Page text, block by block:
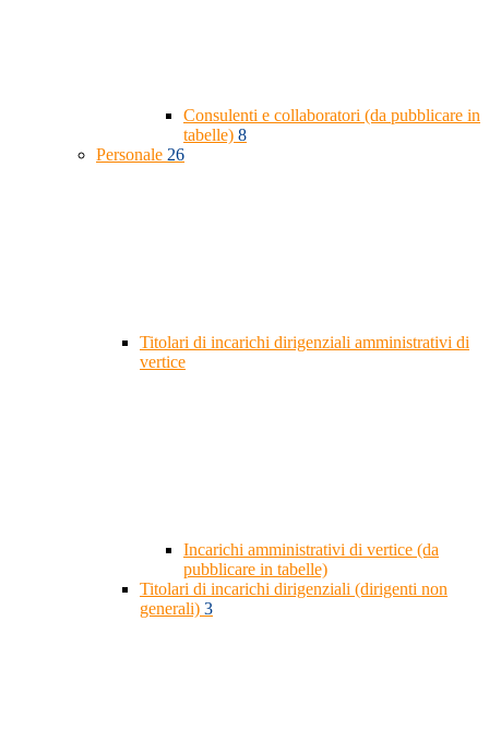
Consulenti e collaboratori (da pubblicare in
tabelle) 8
Personale 26
Titolari di incarichi dirigenziali amministrativi di
vertice
Incarichi amministrativi di vertice (da
pubblicare in tabelle)
Titolari di incarichi dirigenziali (dirigenti non
generali) 3